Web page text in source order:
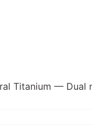
Titanium — Dual